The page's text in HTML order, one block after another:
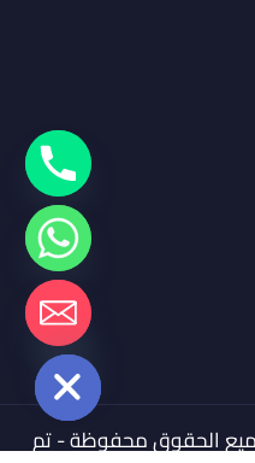
- جميع الحقوق محفوظة - تم
Hide
chaty